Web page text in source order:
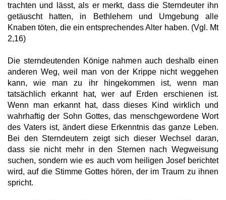
trachten und lässt, als er merkt, dass die Sterndeuter ihn
getäuscht hatten, in Bethlehem und Umgebung alle
Knaben töten, die ein entsprechendes Alter haben. (Vgl. Mt
2,16)
Die sterndeutenden Könige nahmen auch deshalb einen
anderen Weg, weil man von der Krippe nicht weggehen
kann, wie man zu ihr hingekommen ist, wenn man
tatsächlich erkannt hat, wer auf Erden erschienen ist.
Wenn man erkannt hat, dass dieses Kind wirklich und
wahrhaftig der Sohn Gottes, das menschgewordene Wort
des Vaters ist, ändert diese Erkenntnis das ganze Leben.
Bei den Sterndeutern zeigt sich dieser Wechsel daran,
dass sie nicht mehr in den Sternen nach Wegweisung
suchen, sondern wie es auch vom heiligen Josef berichtet
wird, auf die Stimme Gottes hören, der im Traum zu ihnen
spricht.